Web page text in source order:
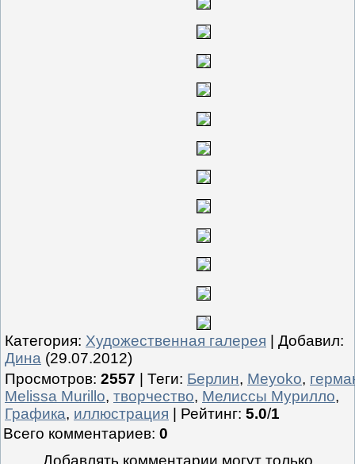
Категория: Художественная галерея Добавил:
Дина (29.07.2012)
Просмотров: 2557 Теги: Берлин, Meyoko,
Melissa Murillo, творчество, Мелиссы Мурилло,
Графика, иллюстрация Рейтинг: 5.0/1
Всего комментариев: 0
Добавлять комментарии могут только